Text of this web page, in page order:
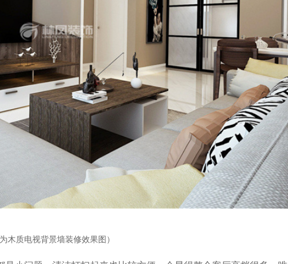
木质电视背景墙装修效果图）